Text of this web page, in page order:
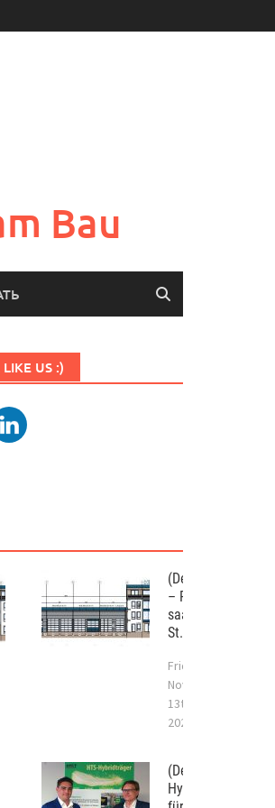
Bau
US :)
(Deutsch) WST
– Projekt im
saarländischen
St. Wendel
Friday
November
13th,
2020
(Deutsch) 09/